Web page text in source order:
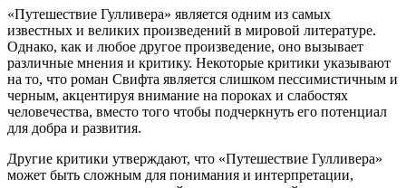
«Путешествие Гулливера» является одним из самых
известных и великих произведений в мировой литературе.
Однако, как и любое другое произведение, оно вызывает
различные мнения и критику. Некоторые критики указывают
на то, что роман Свифта является слишком пессимистичным и
черным, акцентируя внимание на пороках и слабостях
человечества, вместо того чтобы подчеркнуть его потенциал
для добра и развития.
Другие критики утверждают, что «Путешествие Гулливера»
может быть сложным для понимания и интерпретации,